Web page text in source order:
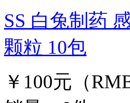
SS 白兔制药
颗粒 10包
￥100元（